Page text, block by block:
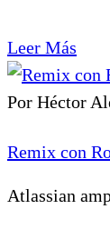
Leer Más
Por Héctor
Remix con
Atlassian